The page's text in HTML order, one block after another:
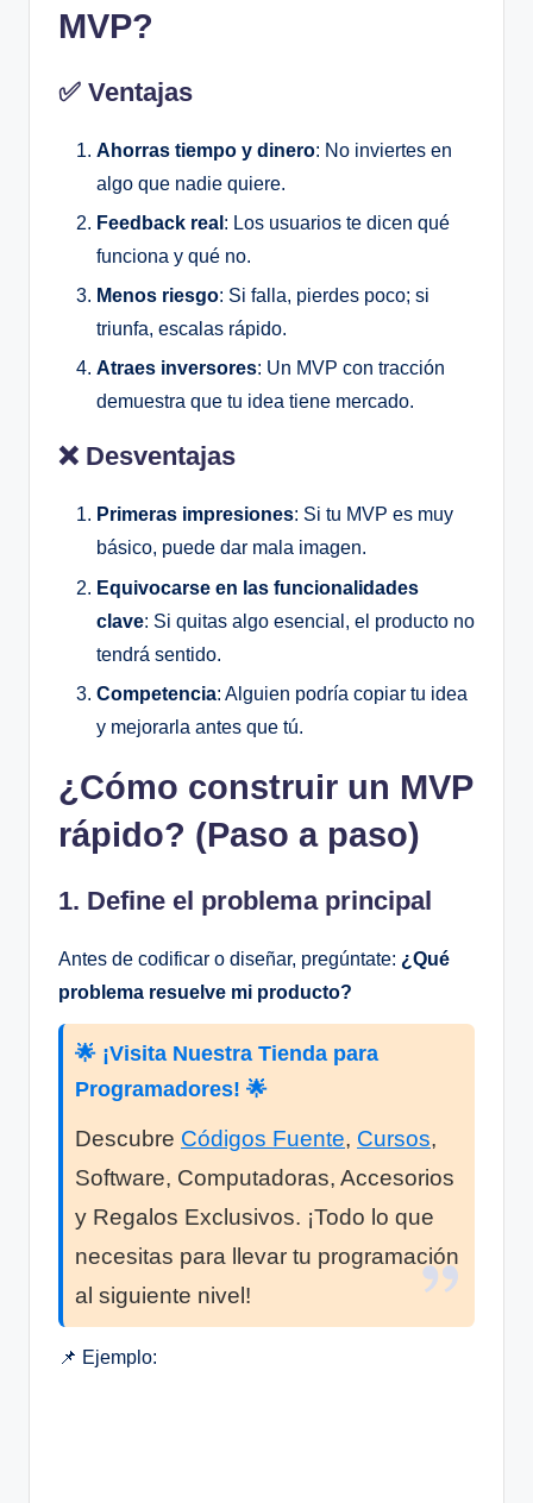
MVP?
✅ Ventajas
Ahorras tiempo y dinero: No inviertes en
algo que nadie quiere.
Feedback real : Los usuarios te dicen qué
funciona y qué no.
Menos riesgo: Si falla, pierdes poco; si
triunfa, escalas rápido.
Atraes inversores: Un MVP con tracción
demuestra que tu idea tiene mercado.
❌ Desventajas
Primeras impresiones: Si tu MVP es muy
básico, puede dar mala imagen.
Equivocarse en las funcionalidades
clave: Si quitas algo esencial, el producto no
tendrá sentido.
Competencia: Alguien podría copiar tu idea
y mejorarla antes que tú.
¿Cómo construir un MVP
rápido? (Paso a paso)
1. Define el problema principal
Antes de codificar o diseñar, pregúntate: ¿Qué
problema resuelve mi producto?
🌟 ¡Visita Nuestra Tienda para
Programadores! 🌟
Descubre Códigos Fuente, Cursos,
Software, Computadoras, Accesorios
y Regalos Exclusivos. ¡Todo lo que
necesitas para llevar tu programación
al siguiente nivel!
📌 Ejemplo: